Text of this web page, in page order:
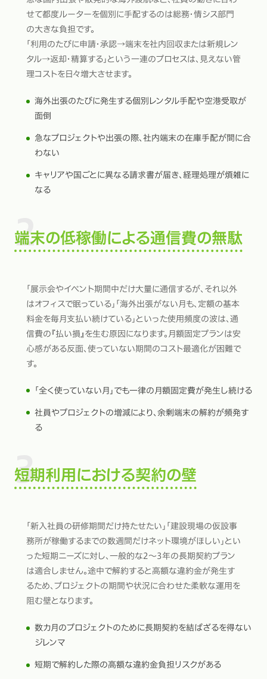
せて都度ルーターを個別に手配するのは総務・情シス部門
の大きな負担です。
「利用のたびに申請・承認→端末を社内回収または新規レン
タル→返却・精算する」という一連のプロセスは、見えない管
理コストを日々増大させます。
海外出張のたびに発生する個別レンタル手配や空港受取が
面倒
急なプロジェクトや出張の際、社内端末の在庫手配が間に合
わない
キャリアや国ごとに異なる請求書が届き、経理処理が煩雑に
なる
端末の低稼働による通信費の無駄
「展示会やイベント期間中だけ大量に通信するが、それ以外
はオフィスで眠っている」「海外出張がない月も、定額の基本
料金を毎月支払い続けている」といった使用頻度の波は、通
信費の『払い損』を生む原因になります。月額固定プランは安
心感がある反面、使っていない期間のコスト最適化が困難で
す。
「全く使っていない月」でも一律の月額固定費が発生し続ける
社員やプロジェクトの増減により、余剰端末の解約が頻発す
る
短期利用における契約の壁
「新入社員の研修期間だけ持たせたい」「建設現場の仮設事
務所が稼働するまでの数週間だけネット環境がほしい」とい
った短期ニーズに対し、一般的な2〜3年の長期契約プラン
は適合しません。途中で解約すると高額な違約金が発生す
るため、プロジェクトの期間や状況に合わせた柔軟な運用を
阻む壁となります。
数カ月のプロジェクトのために長期契約を結ばざるを得ない
ジレンマ
短期で解約した際の高額な違約金負担リスクがある